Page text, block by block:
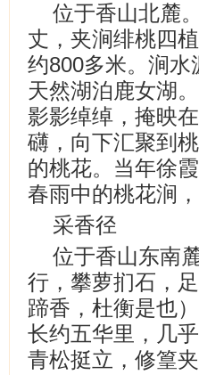
位于香山北麓
丈，夹涧绯桃四
约800多米。涧
天然湖泊鹿女湖
影影绰绰，掩映
礴，向下汇聚到
的桃花。当年徐
春雨中的桃花涧
采香径
位于香山东南
行，攀萝扪石，
蹄香，杜衡是也
长约五华里，几
青松挺立，修篁